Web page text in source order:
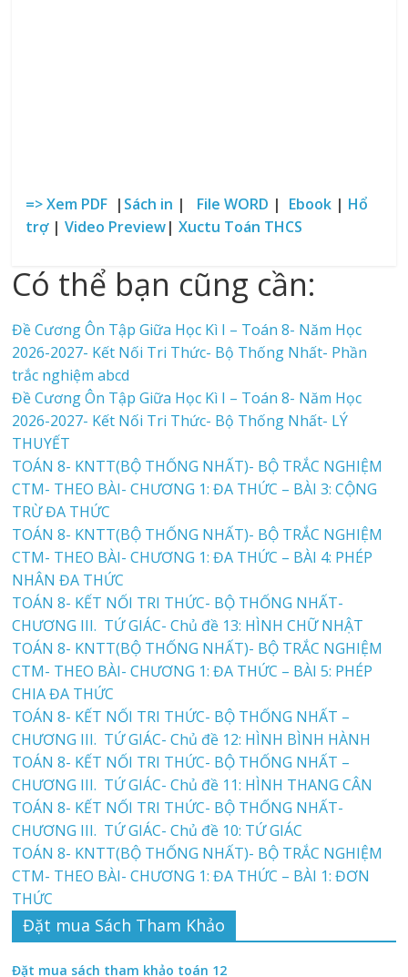
=> Xem PDF | Sách in | File WORD | Ebook | Hổ
trợ|Video Preview|Xuctu Toán THCS
Có thể bạn cũng cần:
Đề Cương Ôn Tập Giữa Học Kì I – Toán 8- Năm Học
2026-2027- Kết Nối Tri Thức- Bộ Thống Nhất- Phần
trắc nghiệm abcd
Đề Cương Ôn Tập Giữa Học Kì I – Toán 8- Năm Học
2026-2027- Kết Nối Tri Thức- Bộ Thống Nhất- LÝ
THUYẾT
TOÁN 8- KNTT(BỘ THỐNG NHẤT)- BỘ TRẮC NGHIỆM
CTM- THEO BÀI- CHƯƠNG 1: ĐA THỨC – BÀI 3: CỘNG
TRỪ ĐA THỨC
TOÁN 8- KNTT(BỘ THỐNG NHẤT)- BỘ TRẮC NGHIỆM
CTM- THEO BÀI- CHƯƠNG 1: ĐA THỨC – BÀI 4: PHÉP
NHÂN ĐA THỨC
TOÁN 8- KẾT NỐI TRI THỨC- BỘ THỐNG NHẤT-
CHƯƠNG III. TỨ GIÁC- Chủ đề 13: HÌNH CHỮ NHẬT
TOÁN 8- KNTT(BỘ THỐNG NHẤT)- BỘ TRẮC NGHIỆM
CTM- THEO BÀI- CHƯƠNG 1: ĐA THỨC – BÀI 5: PHÉP
CHIA ĐA THỨC
TOÁN 8- KẾT NỐI TRI THỨC- BỘ THỐNG NHẤT –
CHƯƠNG III. TỨ GIÁC- Chủ đề 12: HÌNH BÌNH HÀNH
TOÁN 8- KẾT NỐI TRI THỨC- BỘ THỐNG NHẤT –
CHƯƠNG III. TỨ GIÁC- Chủ đề 11: HÌNH THANG CÂN
TOÁN 8- KẾT NỐI TRI THỨC- BỘ THỐNG NHẤT-
CHƯƠNG III. TỨ GIÁC- Chủ đề 10: TỨ GIÁC
TOÁN 8- KNTT(BỘ THỐNG NHẤT)- BỘ TRẮC NGHIỆM
CTM- THEO BÀI- CHƯƠNG 1: ĐA THỨC – BÀI 1: ĐƠN
THỨC
Đặt mua Sách Tham Khảo
Đặt mua sách tham khảo toán 12